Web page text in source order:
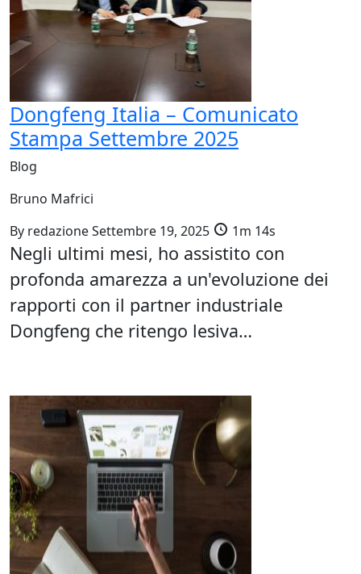
Dongfeng Italia – Comunicato
Stampa Settembre 2025
Blog
Bruno Mafrici
By redazioneSettembre 19, 2025 1m 14s
Negli ultimi mesi, ho assistito con
profonda amarezza a un'evoluzione dei
rapporti con il partner industriale
Dongfeng che ritengo lesiva…